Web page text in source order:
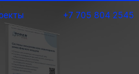
+7 705 804 2545